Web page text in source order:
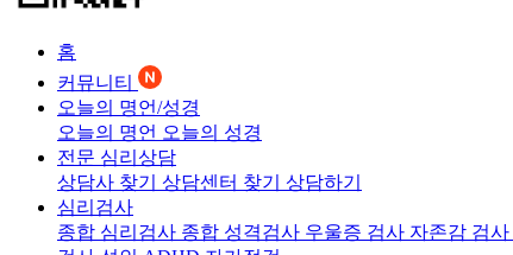
홈
커뮤니티
오늘의 명언/성경
오늘의 명언 오늘의 성경
전문 심리상담
상담사 찾기 상담센터 찾기 상담하기
심리검사
종합 심리검사 종합 성격검사 우울증 검사 자존감 검사